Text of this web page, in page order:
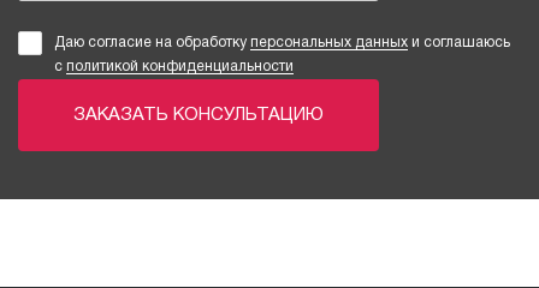
Даю согласие на обработку персональных данных и соглашаюсь
с политикой конфиденциальности
ЗАКАЗАТЬ КОНСУЛЬТАЦИЮ